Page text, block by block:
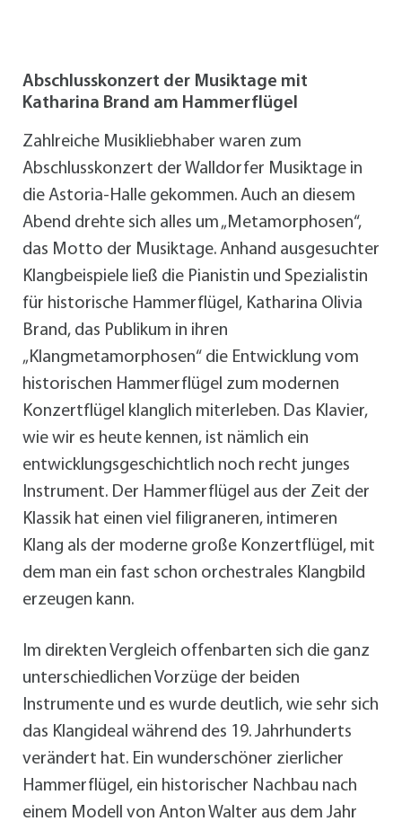
Abschlusskonzert der Musiktage mit
Katharina Brand am Hammerflügel
Zahlreiche Musikliebhaber waren zum
Abschlusskonzert der Walldorfer Musiktage in
die Astoria-Halle gekommen. Auch an diesem
Abend drehte sich alles um „Metamorphosen“,
das Motto der Musiktage. Anhand ausgesuchter
Klangbeispiele ließ die Pianistin und Spezialistin
für historische Hammerflügel, Katharina Olivia
Brand, das Publikum in ihren
„Klangmetamorphosen“ die Entwicklung vom
historischen Hammerflügel zum modernen
Konzertflügel klanglich miterleben. Das Klavier,
wie wir es heute kennen, ist nämlich ein
entwicklungsgeschichtlich noch recht junges
Instrument. Der Hammerflügel aus der Zeit der
Klassik hat einen viel filigraneren, intimeren
Klang als der moderne große Konzertflügel, mit
dem man ein fast schon orchestrales Klangbild
erzeugen kann.
Im direkten Vergleich offenbarten sich die ganz
unterschiedlichen Vorzüge der beiden
Instrumente und es wurde deutlich, wie sehr sich
das Klangideal während des 19. Jahrhunderts
verändert hat. Ein wunderschöner zierlicher
Hammerflügel, ein historischer Nachbau nach
einem Modell von Anton Walter aus dem Jahr